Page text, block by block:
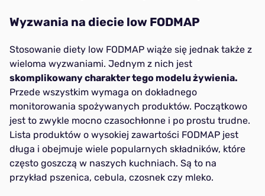
Wyzwania na diecie low FODMAP
Stosowanie diety low FODMAP wiąże się jednak także z
wieloma wyzwaniami. Jednym z nich jest
skomplikowany charakter tego modelu żywienia.
Przede wszystkim wymaga on dokładnego
monitorowania spożywanych produktów. Początkowo
jest to zwykle mocno czasochłonne i po prostu trudne.
Lista produktów o wysokiej zawartości FODMAP jest
długa i obejmuje wiele popularnych składników, które
często goszczą w naszych kuchniach. Są to na
przykład pszenica, cebula, czosnek czy mleko.